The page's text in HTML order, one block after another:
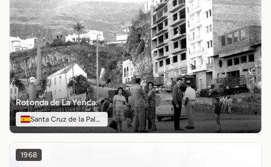
Rotonda de La Yenca.
Santa Cruz de la Palma
1968